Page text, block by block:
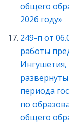
общего
2026 году»
249-п от
работы
периода
по
общего